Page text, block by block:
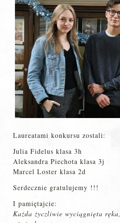
Laureatami konkursu zostali:
Julia Fidelus klasa 3h
Aleksandra Piechota klasa 3j
Marcel Loster klasa 2d
Serdecznie gratulujemy !!!
I pamiętajcie:
Każda życzliwie wyciągnięta ręka,